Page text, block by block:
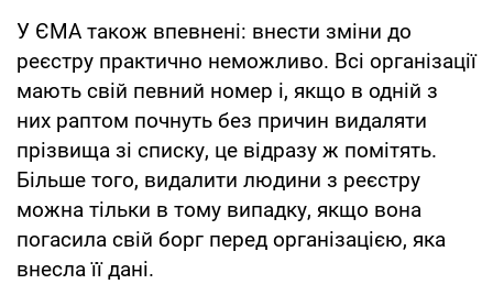
У ЄМА також впевнені: внести зміни до
реєстру практично неможливо. Всі організації
мають свій певний номер і, якщо в одній з
них раптом почнуть без причин видаляти
прізвища зі списку, це відразу ж помітять.
Більше того, видалити людини з реєстру
можна тільки в тому випадку, якщо вона
погасила свій борг перед організацією, яка
внесла її дані.